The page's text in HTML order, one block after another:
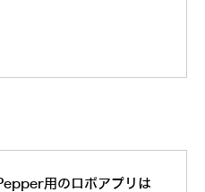
用のロボアプリは